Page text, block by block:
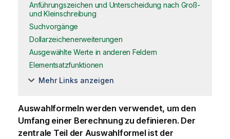
Anführungszeichen und Unterscheidung nach Groß-
und Kleinschreibung
Suchvorgänge
Dollarzeichenerweiterungen
Ausgewählte Werte in anderen Feldern
Elementsatzfunktionen
Mehr Links anzeigen
Auswahlformeln werden verwendet, um den
Umfang einer Berechnung zu definieren. Der
zentrale Teil der Auswahlformel ist der